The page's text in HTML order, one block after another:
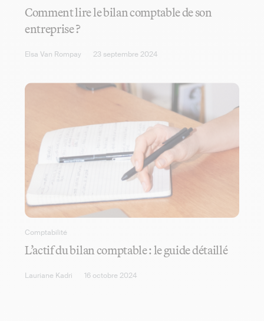
Comment lire le bilan comptable de son
entreprise ?
Elsa Van Rompay 23 septembre 2024
Comptabilité
L’actif du bilan comptable : le guide détaillé
Lauriane Kadri 16 octobre 2024